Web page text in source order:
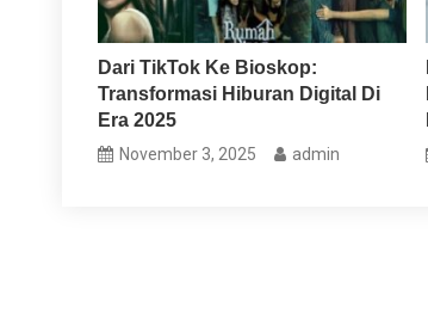
Dari TikTok Ke Bioskop:
Transformasi Hiburan Digital Di
Era 2025
November 3, 2025 admin